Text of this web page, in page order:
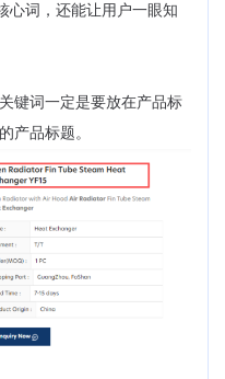
词，还能让用户一眼知
键词一定是要放在产品标
产品标题。